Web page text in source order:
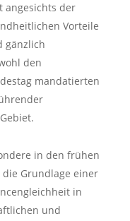
angesichts der
Vorteile
gänzlich
den
mandatierten
in den frühen
Grundlage einer
in
und